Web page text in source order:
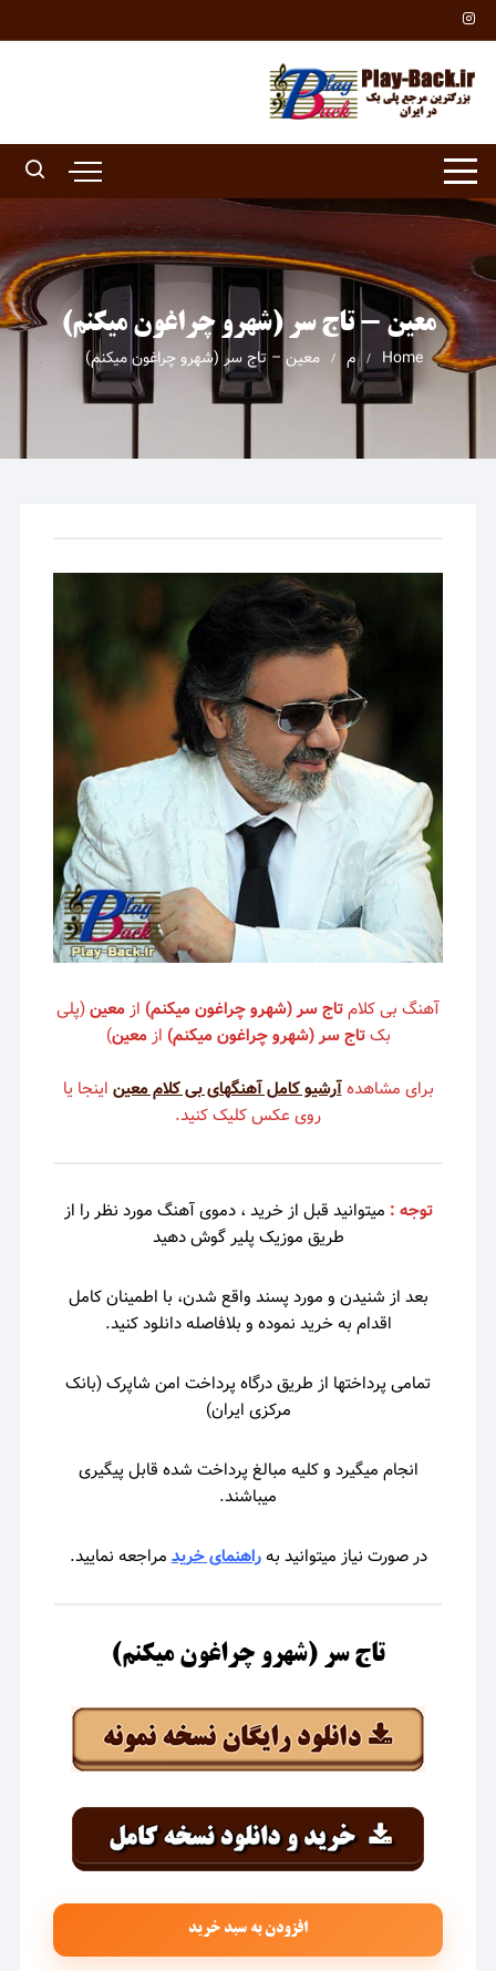
Skip
to
content
معین - تاج سر (شهرو چراغون میکنم)
Home م معین – تاج سر (شهرو چراغون میکنم)
آهنگ بی کلامتاج سر (شهرو چراغون میکنم) از معین(پلی
بکتاج سر (شهرو چراغون میکنم) ازمعین)
برای مشاهدهآرشیو کامل آهنگهای بی کلام معین اینجا یا
روی عکس کلیک کنید.
توجه : میتوانید قبل از خرید ، دمویآهنگ مورد نظر را از
طریق موزیک پلیر گوش دهید
بعد از شنیدن و مورد پسند واقع شدن، با اطمینان کامل
اقدام به خرید نموده و بلافاصله دانلود کنید.
تمامی پرداختها از طریق درگاه پرداخت امن شاپرک (بانک
مرکزی ایران)
انجام میگیرد و کلیه مبالغ پرداخت شده قابل پیگیری
میباشند.
در صورت نیاز میتوانید به راهنمای خریدمراجعه نمایید.
تاج سر (شهرو چراغون میکنم)
افزودن به سبد خرید